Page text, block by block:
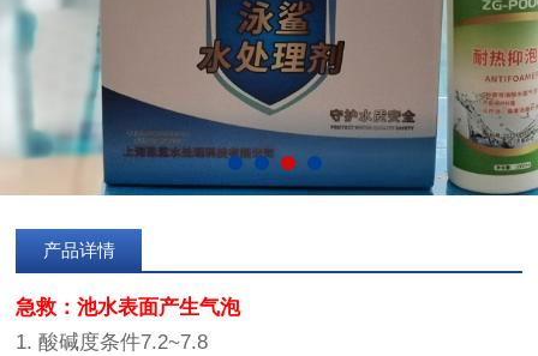
产品详情
急救：池水表面产生气泡
1. 酸碱度条件7.2~7.8